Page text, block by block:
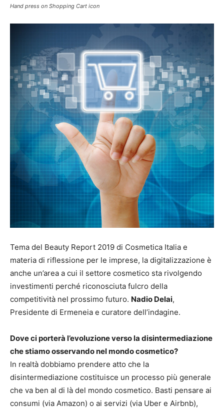
Hand press on Shopping Cart icon
Tema del Beauty Report 2019 di Cosmetica Italia e
materia di riflessione per le imprese, la digitalizzazione è
anche un’area a cui il settore cosmetico sta rivolgendo
investimenti perché riconosciuta fulcro della
competitività nel prossimo futuro. Nadio Delai,
Presidente di Ermeneia e curatore dell’indagine.
Dove ci porterà l’evoluzione verso la disintermediazione
che stiamo osservando nel mondo cosmetico?
In realtà dobbiamo prendere atto che la
disintermediazione costituisce un processo più generale
che va ben al di là del mondo cosmetico. Basti pensare ai
consumi (via Amazon) o ai servizi (via Uber e Airbnb),